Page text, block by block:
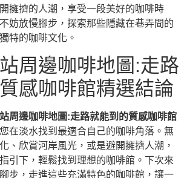
擁擠的人潮，享受一段美好的咖啡時
妨放慢腳步，探索那些隱藏在巷弄間的
特的咖啡文化。
周邊咖啡地圖:走路
感咖啡館精選結論
周邊咖啡地圖:走路就能到的質感咖啡館
在淡水找到最適合自己的咖啡角落。無
、欣賞河岸風光，或是避開擁擠人潮，
引下，輕鬆找到理想的咖啡館。下次來
步，走進這些充滿特色的咖啡館，讓一